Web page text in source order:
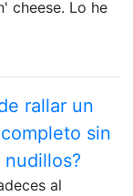
cheese. Lo he
rallar un
sin
al